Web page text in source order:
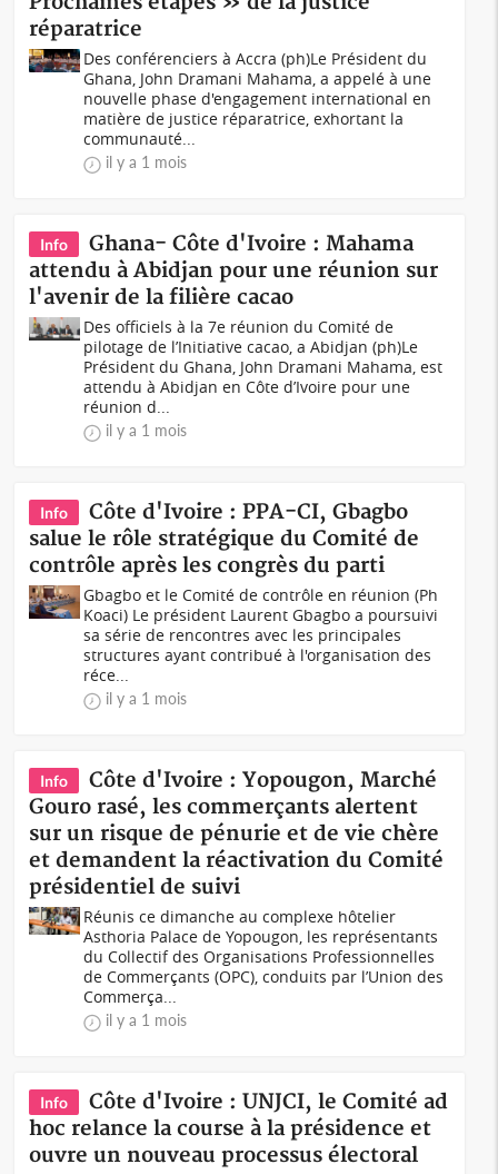
réparatrice
Des conférenciers à Accra (ph)Le Président du
Ghana, John Dramani Mahama, a appelé à une
nouvelle phase d'engagement international en
matière de justice réparatrice, exhortant la
communauté...
il y a 1 mois
Info
Ghana- Côte d'Ivoire : Mahama
attendu à Abidjan pour une réunion sur
l'avenir de la filière cacao
Des officiels à la 7e réunion du Comité de
pilotage de l’Initiative cacao, a Abidjan (ph)Le
Président du Ghana, John Dramani Mahama, est
attendu à Abidjan en Côte d’Ivoire pour une
réunion d...
il y a 1 mois
Info
Côte d'Ivoire : PPA-CI, Gbagbo
salue le rôle stratégique du Comité de
contrôle après les congrès du parti
Gbagbo et le Comité de contrôle en réunion (Ph
Koaci) Le président Laurent Gbagbo a poursuivi
sa série de rencontres avec les principales
structures ayant contribué à l'organisation des
réce...
il y a 1 mois
Info
Côte d'Ivoire : Yopougon, Marché
Gouro rasé, les commerçants alertent
sur un risque de pénurie et de vie chère
et demandent la réactivation du Comité
présidentiel de suivi
Réunis ce dimanche au complexe hôtelier
Asthoria Palace de Yopougon, les représentants
du Collectif des Organisations Professionnelles
de Commerçants (OPC), conduits par l’Union des
Commerça...
il y a 1 mois
Info
Côte d'Ivoire : UNJCI, le Comité ad
hoc relance la course à la présidence et
ouvre un nouveau processus électoral